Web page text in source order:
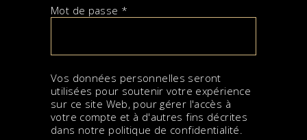
Mot de passe *
Vos données personnelles seront
utilisées pour soutenir votre expérience
sur ce site Web, pour gérer l'accès à
votre compte et à d'autres fins décrites
dans notre politique de confidentialité.